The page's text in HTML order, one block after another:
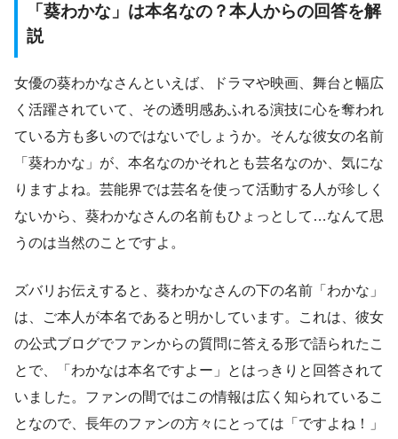
「葵わかな」は本名なの？本人からの回答を解
説
女優の葵わかなさんといえば、ドラマや映画、舞台と幅広
く活躍されていて、その透明感あふれる演技に心を奪われ
ている方も多いのではないでしょうか。そんな彼女の名前
「葵わかな」が、本名なのかそれとも芸名なのか、気にな
りますよね。芸能界では芸名を使って活動する人が珍しく
ないから、葵わかなさんの名前もひょっとして…なんて思
うのは当然のことですよ。
ズバリお伝えすると、葵わかなさんの下の名前「わかな」
は、ご本人が本名であると明かしています。これは、彼女
の公式ブログでファンからの質問に答える形で語られたこ
とで、「わかなは本名ですよー」とはっきりと回答されて
いました。ファンの間ではこの情報は広く知られているこ
となので、長年のファンの方々にとっては「ですよね！」